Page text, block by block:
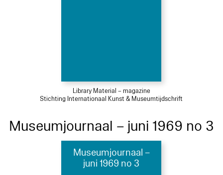
Library Material – magazine
Stichting Internationaal Kunst & Museumtijdschrift
Museumjournaal – juni 1969 no 3
Museumjournaal –
juni 1969 no 3